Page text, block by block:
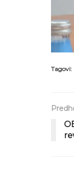
Tagovi: